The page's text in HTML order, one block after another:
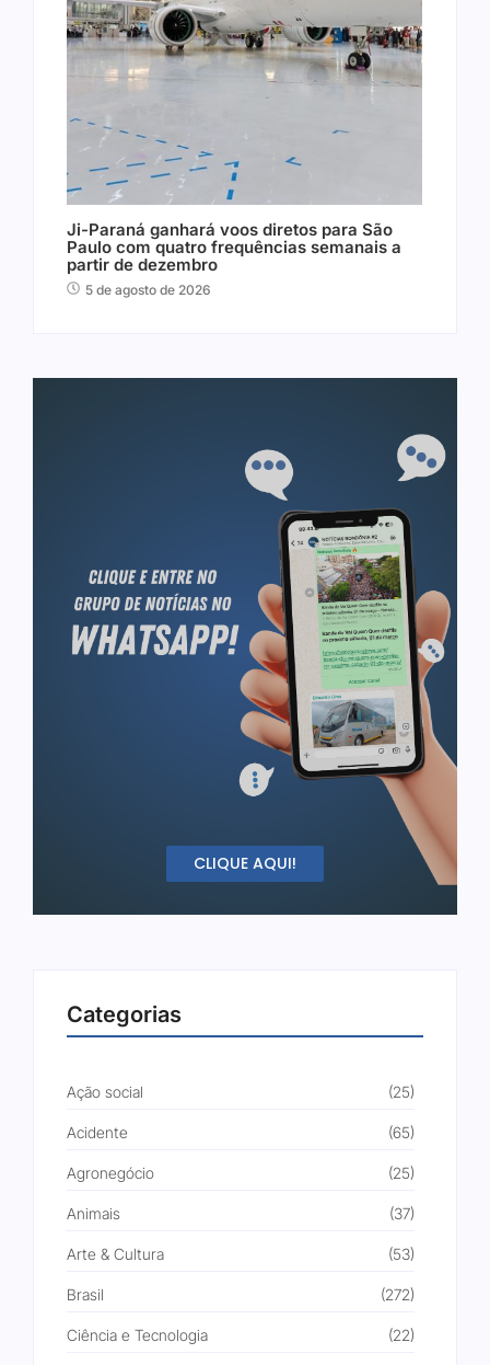
Ji-Paraná ganhará voos diretos para São
Paulo com quatro frequências semanais a
partir de dezembro
5 de agosto de 2026
CLIQUE AQUI!
Categorias
Ação social (25)
Acidente (65)
Agronegócio (25)
Animais (37)
Arte & Cultura (53)
Brasil (272)
Ciência e Tecnologia (22)